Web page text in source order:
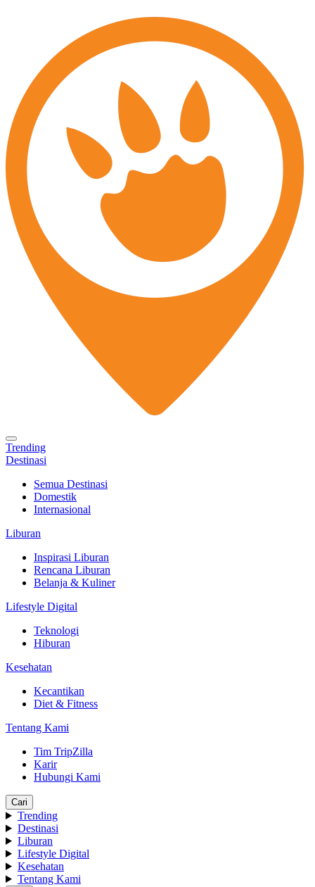
Trending
Destinasi
Semua Destinasi
Domestik
Internasional
Liburan
Inspirasi Liburan
Rencana Liburan
Belanja & Kuliner
Lifestyle Digital
Teknologi
Hiburan
Kesehatan
Kecantikan
Diet & Fitness
Tentang Kami
Tim TripZilla
Karir
Hubungi Kami
Cari
Trending
Destinasi
Liburan
Lifestyle Digital
Kesehatan
Tentang Kami